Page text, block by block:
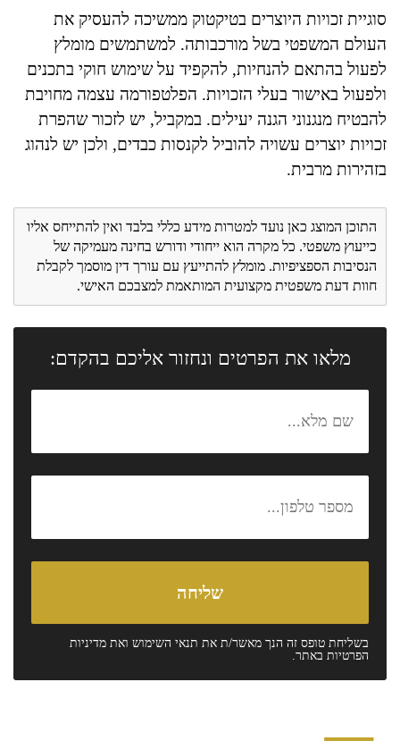
סוגיית זכויות היוצרים בטיקטוק ממשיכה להעסיק את
העולם המשפטי בשל מורכבותה. למשתמשים מומלץ
לפעול בהתאם להנחיות, להקפיד על שימוש חוקי בתכנים
ולפעול באישור בעלי הזכויות. הפלטפורמה עצמה מחויבת
להבטיח מנגנוני הגנה יעילים. במקביל, יש לזכור שהפרת
זכויות יוצרים עשויה להוביל לקנסות כבדים, ולכן יש לנהוג
בזהירות מרבית.
התוכן המוצג כאן נועד למטרות מידע כללי בלבד ואין להתייחס אליו
כייעוץ משפטי. כל מקרה הוא ייחודי ודורש בחינה מעמיקה של
הנסיבות הספציפיות. מומלץ להתייעץ עם עורך דין מוסמך לקבלת
חוות דעת משפטית מקצועית המותאמת למצבכם האישי.
מלאו את הפרטים ונחזור אליכם בהקדם:
בשליחת טופס זה הנך מאשר/ת את תנאי השימוש ואת מדיניות
הפרטיות באתר.